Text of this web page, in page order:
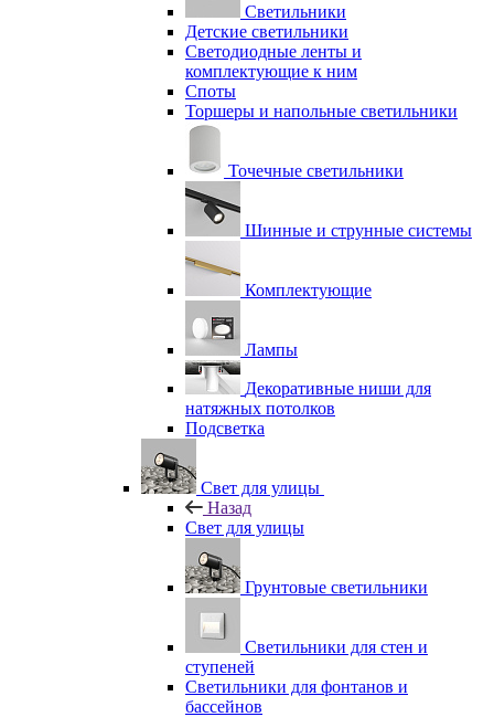
Светильники
Детские светильники
Светодиодные ленты и
комплектующие к ним
Споты
Торшеры и напольные светильники
Точечные светильники
Шинные и струнные системы
Комплектующие
Лампы
Декоративные ниши для
натяжных потолков
Подсветка
Свет для улицы
Назад
Свет для улицы
Грунтовые светильники
Светильники для стен и
ступеней
Светильники для фонтанов и
бассейнов